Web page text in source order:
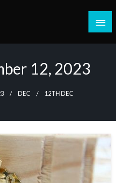
12, 2023
DEC 12TH DEC